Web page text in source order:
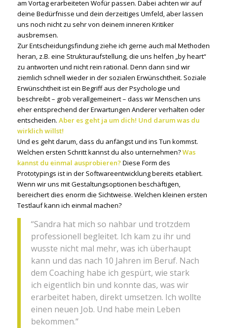
am Vortag erarbeiteten Wofür passen. Dabei achten wir auf
deine Bedürfnisse und dein derzeitiges Umfeld, aber lassen
uns noch nicht zu sehr von deinem inneren Kritiker
ausbremsen.
Zur Entscheidungsfindung ziehe ich gerne auch mal Methoden
heran, z.B. eine Strukturaufstellung, die uns helfen „by heart“
zu antworten und nicht rein rational. Denn dann sind wir
ziemlich schnell wieder in der sozialen Erwünschtheit. Soziale
Erwünschtheit ist ein Begriff aus der Psychologie und
beschreibt – grob verallgemeinert – dass wir Menschen uns
eher entsprechend der Erwartungen Anderer verhalten oder
entscheiden. Aber es geht ja um dich! Und darum was du
wirklich willst!
Und es geht darum, dass du anfängst und ins Tun kommst.
Welchen ersten Schritt kannst du also unternehmen?Was
kannst du einmal ausprobieren? Diese Form des
Prototypings ist in der Softwareentwicklung bereits etabliert.
Wenn wir uns mit Gestaltungsoptionen beschäftigen,
bereichert dies enorm die Sichtweise. Welchen kleinen ersten
Testlauf kann ich einmal machen?
“Sandra hat mich so nahbar und trotzdem
professionell begleitet. Ich kam zu ihr und
wusste nicht mal mehr, was ich überhaupt
kann und das nach 10 Jahren im Beruf. Nach
dem Coaching habe ich gespürt, wie stark
ich eigentlich bin und konnte das, was wir
erarbeitet haben, direkt umsetzen. Ich wollte
einen neuen Job. Und habe mein Leben
bekommen.“